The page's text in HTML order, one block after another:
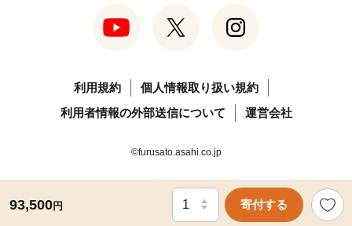
93,500円 寄付する
利用規約
個人情報取り扱い規約
利用者情報の外部送信について
運営会社
©furusato.asahi.co.jp